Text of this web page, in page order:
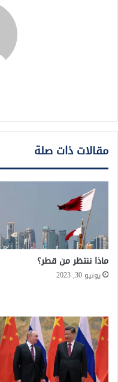
مقالات ذات صلة
ماذا ننتظر من قطر؟
يونيو 30, 2023